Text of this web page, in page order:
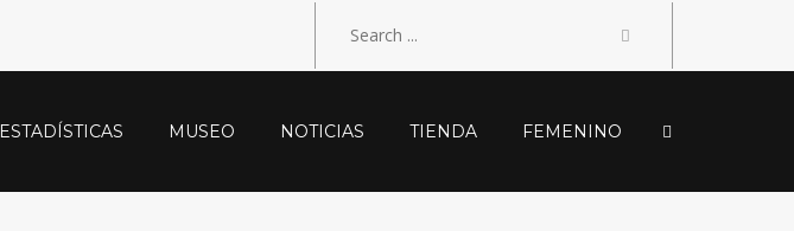
ESTADÍSTICAS MUSEO NOTICIAS TIENDA FEMENINO